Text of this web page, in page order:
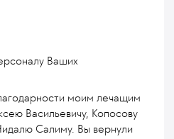
Ваших
моим лечащим
Васильевичу, Копосову
Салиму. Вы вернули